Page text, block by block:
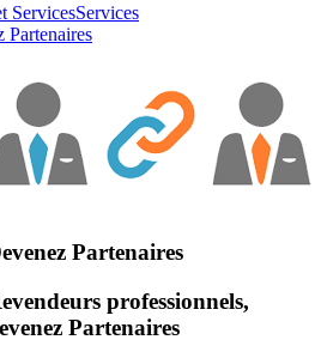
Services
Partenaires
Partenaires
professionnels,
Partenaires